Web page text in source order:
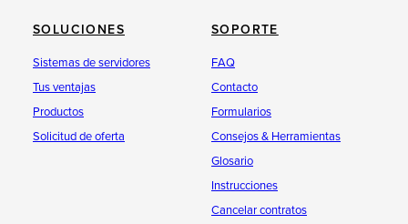
SOLUCIONES
Sistemas de servidores
Tus ventajas
Productos
Solicitud de oferta
SOPORTE
FAQ
Contacto
Formularios
Consejos & Herramientas
Glosario
Instrucciones
Cancelar contratos